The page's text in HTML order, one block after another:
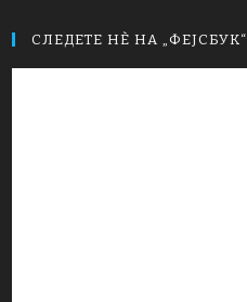
СЛЕДЕТЕ НЀ НА „ФЕЈСБУК“